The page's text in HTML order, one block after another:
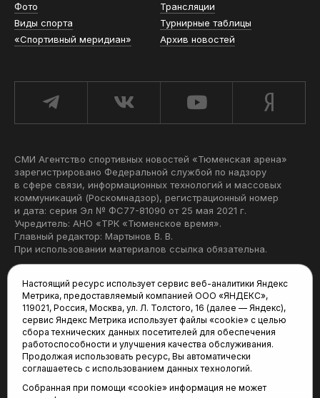
Фото
Трансляции
Виды спорта
Турнирные таблицы
«Спортивный меридиан»
Архив новостей
СМИ Агентство спортивных новостей «Тюменская арена»
зарегистрировано Федеральной службой по надзору
в сфере связи, информационных технологий и массовых
коммуникаций (Роскомнадзор), регистрационный номер
и дата: серия Эл № ФС77-81090 от 25 мая 2021 г.
Учредитель: АНО «ТРК «Тюменское время».
Главный редактор: Мартынов В. В.
При использовании материалов ссылка обязательна.
Редакция:
625035, Тюмень, пр. Геологоразведчиков, 28А
(3452) 68-22-28
tum-arena@mail.ru
Отдел продаж:
(3452) 68-89-78
Настоящий ресурс использует сервис веб-аналитики Яндекс
Метрика, предоставляемый компанией ООО «ЯНДЕКС»,
119021, Россия, Москва, ул. Л. Толстого, 16 (далее — Яндекс),
сервис Яндекс Метрика использует файлы «cookie» с целью
сбора технических данных посетителей для обеспечения
работоспособности и улучшения качества обслуживания.
Продолжая использовать ресурс, Вы автоматически
соглашаетесь с использованием данных технологий.
Собранная при помощи «cookie» информация не может